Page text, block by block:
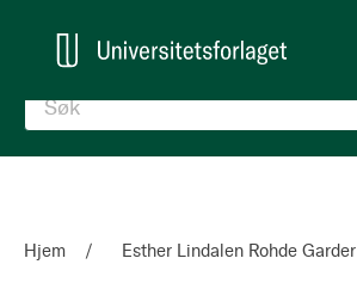
Hjem Esther Lindalen Rohde Garder